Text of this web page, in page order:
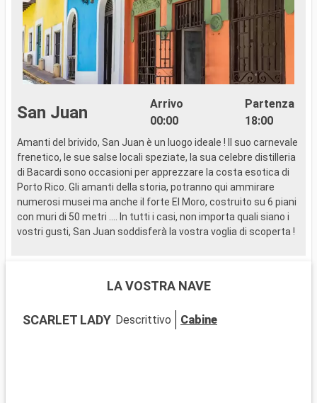
San Juan
Arrivo
00:00
Partenza
18:00
Amanti del brivido, San Juan è un luogo ideale ! Il suo carnevale
frenetico, le sue salse locali speziate, la sua celebre distilleria
di Bacardi sono occasioni per apprezzare la costa esotica di
Porto Rico. Gli amanti della storia, potranno qui ammirare
numerosi musei ma anche il forte El Moro, costruito su 6 piani
con muri di 50 metri …. In tutti i casi, non importa quali siano i
vostri gusti, San Juan soddisferà la vostra voglia di scoperta !
LA VOSTRA NAVE
SCARLET LADY Descrittivo Cabine